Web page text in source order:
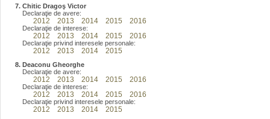
7. Chitic Dragoş Victor
Declaraţie de avere:
2012 2013 2014 2015 2016
Declaraţie de interese:
2012 2013 2014 2015 2016
Declaraţie privind interesele personale:
2012 2013 2014 2015
8. Deaconu Gheorghe
Declaraţie de avere:
2012 2013 2014 2015 2016
Declaraţie de interese:
2012 2013 2014 2015 2016
Declaraţie privind interesele personale:
2012 2013 2014 2015